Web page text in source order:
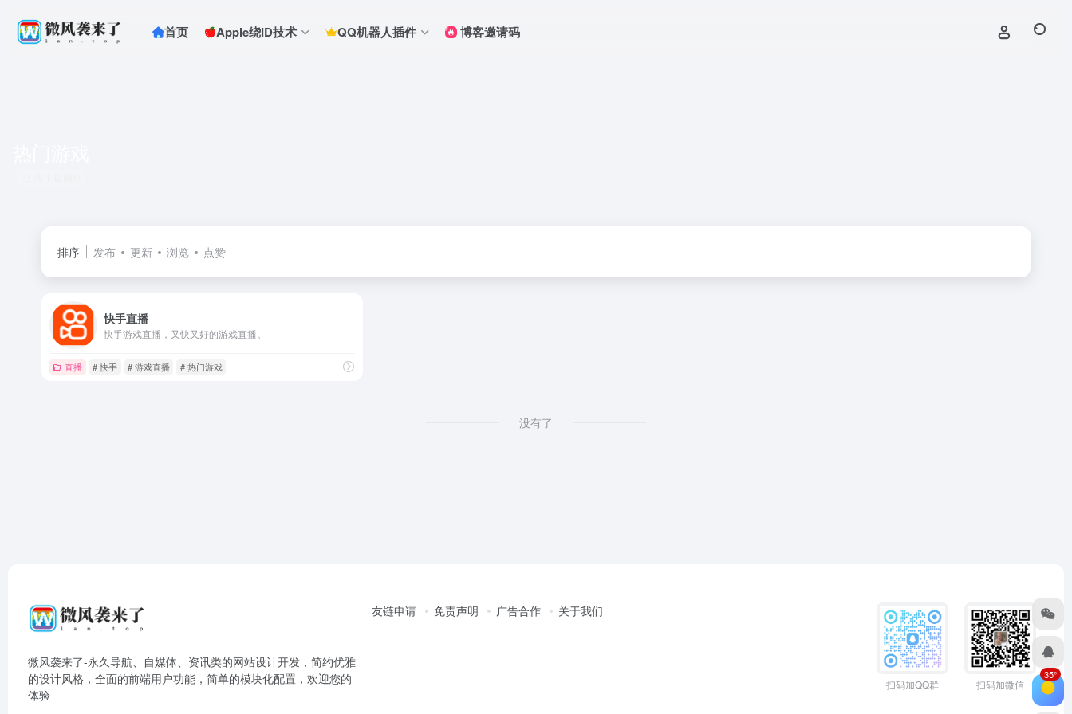
首页 Apple绕ID技术 QQ机器人插件 博客邀请码
排序 发布 更新 浏览 点赞
快手直播
快手游戏直播，又快又好的游戏直播。
直播 # 快手 # 游戏直播 # 热门游戏
没有了
微风袭来了-永久导航、自媒体、资讯类的网站设计开发，简约优雅
的设计风格，全面的前端用户功能，简单的模块化配置，欢迎您的
体验
友链申请 免责声明 广告合作 关于我们
扫码加QQ群 扫码加微信
35°